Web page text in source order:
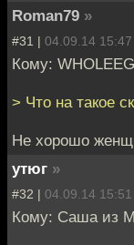
Roman79 »
#31 | 04.09.14 15:47
Кому:
> Что на такое
Не хорошо
утюг »
#32 | 04.09.14 15:51
Кому: Саша из